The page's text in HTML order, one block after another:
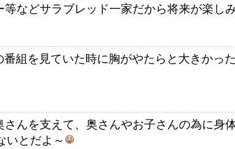
などサラブレッド一家だから将来が楽し
組を見ていた時に胸がやたらと大きかった
んを支えて、奥さんやお子さんの為に身
いとだよ～